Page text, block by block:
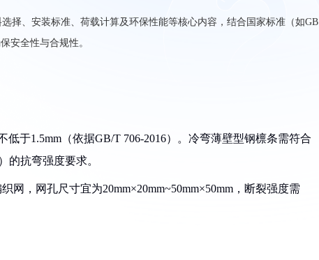
择、安装标准、荷载计算及环保性能等核心内容，结合国家标准（如GB
安全性与合规性。
于1.5mm（依据GB/T 706-2016）。冷弯薄壁型钢檩条需符合
的抗弯强度要求。
网，网孔尺寸宜为20mm×20mm~50mm×50mm，断裂强度需